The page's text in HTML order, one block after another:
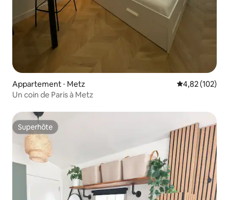
Appartement ⋅ Metz Évaluation
4,82 (102)
Un coin de Paris à Metz
Superhôte
Superhôte